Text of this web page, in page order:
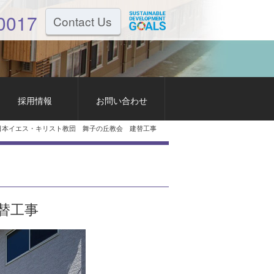
Contact Us
採用情報 お問い合わせ
本イエス・キリスト教団 舞子の丘教会 建替工事
工事